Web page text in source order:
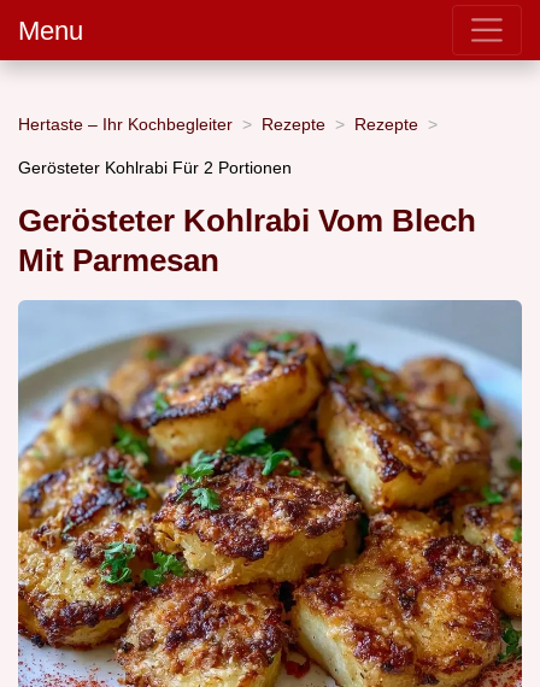
Menu
Hertaste – Ihr Kochbegleiter Rezepte Rezepte
Gerösteter Kohlrabi Für 2 Portionen
Gerösteter Kohlrabi Vom Blech
Mit Parmesan